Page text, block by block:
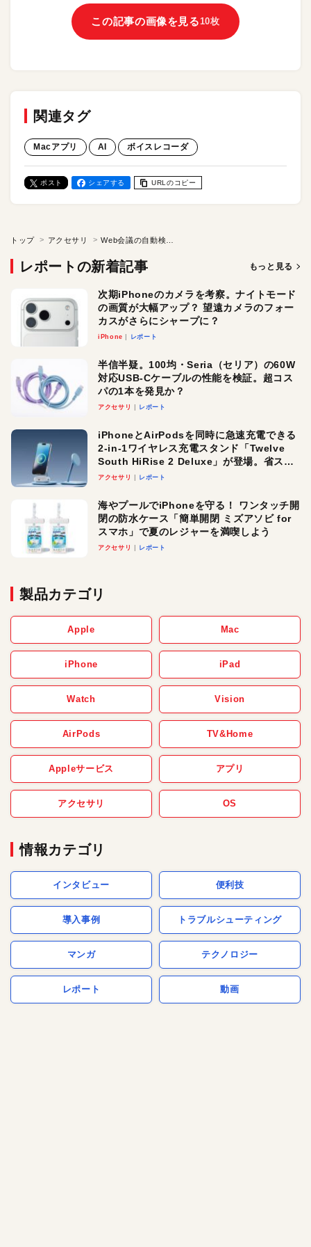
この記事の画像を見る 10枚
関連タグ
Macアプリ AI ボイスレコーダ
ポスト シェアする URLのコピー
トップ アクセサリ
レポートの新着記事 もっと見る
次期iPhoneのカメラを考察。ナイトモード
の画質が大幅アップ？ 望遠カメラのフォー
カスがさらにシャープに？
iPhone レポート
半信半疑。100均・Seria（セリア）の60W
対応USB-Cケーブルの性能を検証。超コス
パの1本を発見か？
アクセサリ レポート
iPhoneとAirPodsを同時に急速充電できる
2-in-1ワイヤレス充電スタンド「Twelve
South HiRise 2 Deluxe」が登場。省スペ
ースでおしゃれに充電したい人にオスス
アクセサリ レポート
海やプールでiPhoneを守る！ ワンタッチ開
閉の防水ケース「簡単開閉 ミズアソビ for
スマホ」で夏のレジャーを満喫しよう
アクセサリ レポート
製品カテゴリ
Apple Mac
iPhone iPad
Watch Vision
AirPods TV&Home
Appleサービス アプリ
アクセサリ OS
情報カテゴリ
インタビュー 便利技
導入事例 トラブルシューティング
マンガ テクノロジー
レポート 動画